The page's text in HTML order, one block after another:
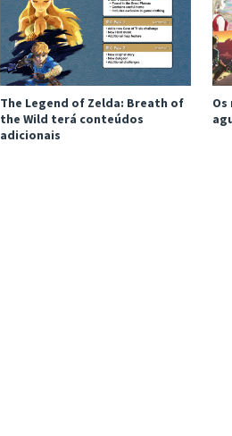
The Legend of Zelda: Breath of
the Wild terá conteúdos
adicionais